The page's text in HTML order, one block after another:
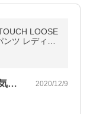
LOOSE
ツ レディー
色違いを元々、店舗で購入していて気に入… 2020/12/9